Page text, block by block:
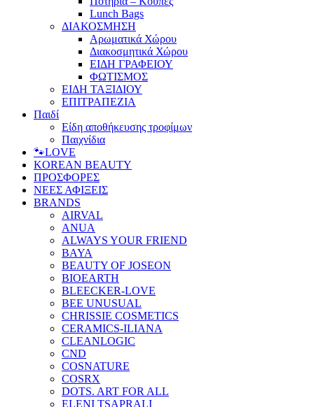
Lunch Bags
ΔΙΑΚΟΣΜΗΣΗ
Αρωματικά Χώρου
Διακοσμητικά Χώρου
ΕΙΔΗ ΓΡΑΦΕΙΟΥ
ΦΩΤΙΣΜΟΣ
ΕΙΔΗ ΤΑΞΙΔΙΟΥ
ΕΠΙΤΡΑΠΕΖΙΑ
Παιδί
Είδη αποθήκευσης τροφίμων
Παιχνίδια
🐾LOVE
KOREAN BEAUTY
ΠΡΟΣΦΟΡΕΣ
ΝΕΕΣ ΑΦΙΞΕΙΣ
BRANDS
AIRVAL
ANUA
ALWAYS YOUR FRIEND
BAYA
BEAUTY OF JOSEON
BIOEARTH
BLEECKER-LOVE
BEE UNUSUAL
CHRISSIE COSMETICS
CERAMICS-ILIANA
CLEANLOGIC
CND
COSNATURE
COSRX
DOTS. ART FOR ALL
ELENI TSAPRALI